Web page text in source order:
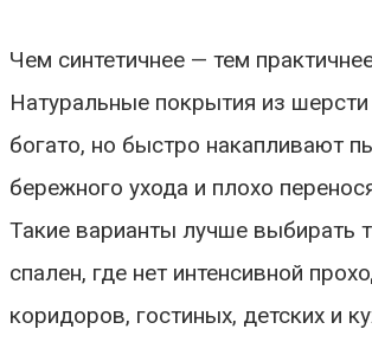
Чем синтетичнее — тем
Натуральные покрытия из
богато, но быстро накапливают
бережного ухода и плохо
Такие варианты лучше выбирать
спален, где нет интенсивной
коридоров, гостиных, детских и